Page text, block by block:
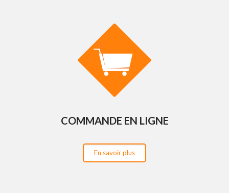
COMMANDE EN LIGNE
En savoir plus